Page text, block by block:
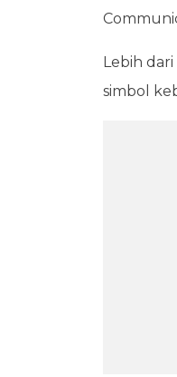
Lebih
simbol